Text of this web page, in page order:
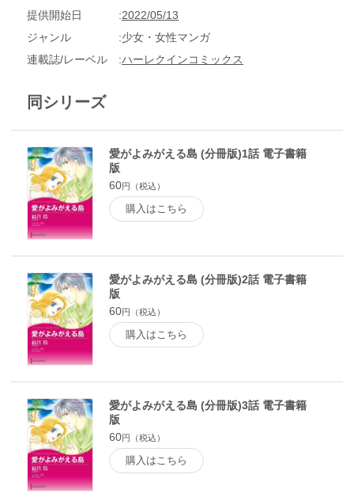
提供開始日
2022/05/13
ジャンル
少女・女性マンガ
連載誌/レーベル
ハーレクインコミックス
同シリーズ
愛がよみがえる島 (分冊版)1話 電子書籍
版
60円（税込）
購入はこちら
愛がよみがえる島 (分冊版)2話 電子書籍
版
60円（税込）
購入はこちら
愛がよみがえる島 (分冊版)3話 電子書籍
版
60円（税込）
購入はこちら